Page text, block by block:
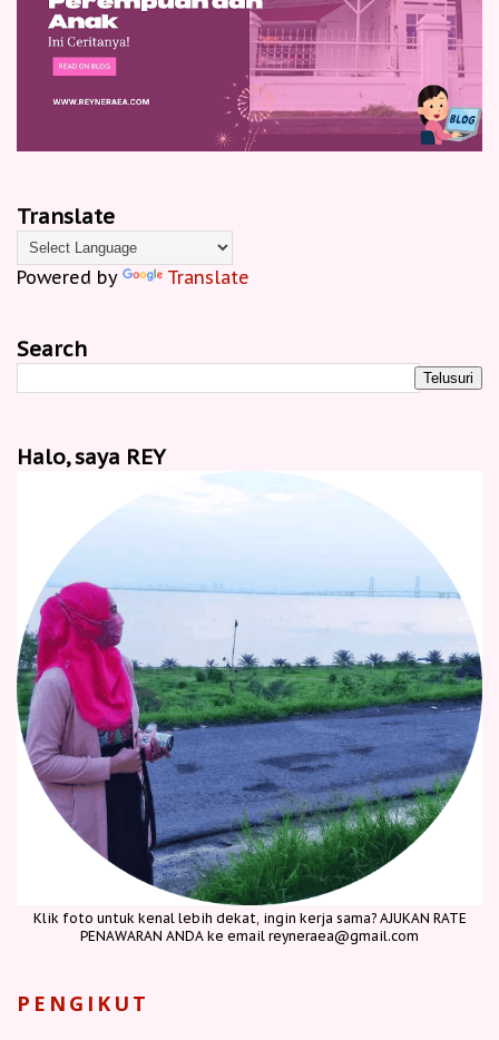
Translate
Powered by Translate
Search
Halo, saya REY
Klik foto untuk kenal lebih dekat, ingin kerja sama? AJUKAN RATE
PENAWARAN ANDA ke email reyneraea@gmail.com
PENGIKUT